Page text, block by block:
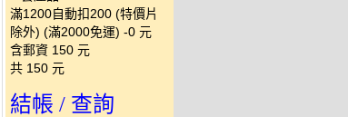
滿1200自動扣200 (特價片
除外) (滿2000免運) -0 元
含郵資 150 元
共 150 元
結帳 / 查詢